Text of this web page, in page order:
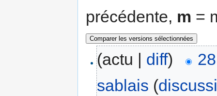
précédente, m =
(actu | diff)
sablais (